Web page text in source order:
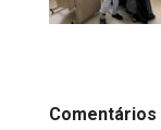
Comentários